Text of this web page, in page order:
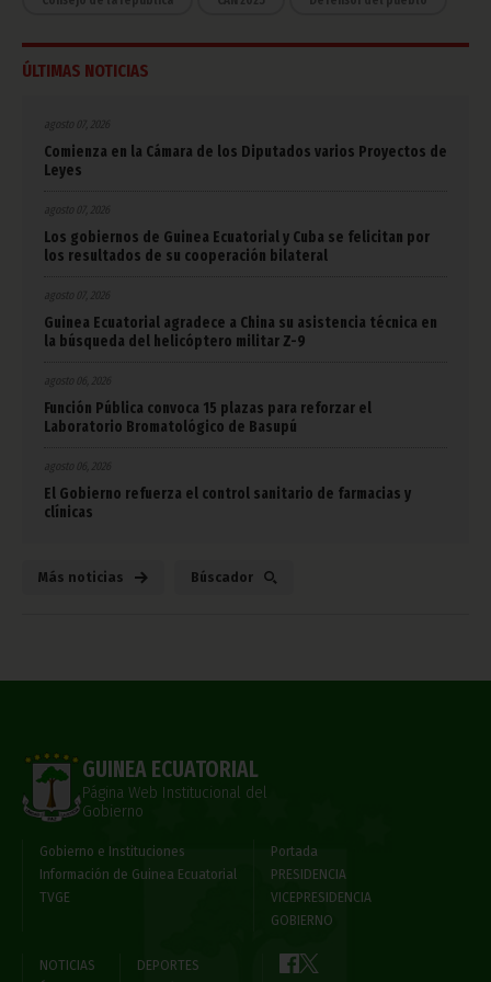
ÚLTIMAS NOTICIAS
agosto 07, 2026
Comienza en la Cámara de los Diputados varios Proyectos de
Leyes
agosto 07, 2026
Los gobiernos de Guinea Ecuatorial y Cuba se felicitan por
los resultados de su cooperación bilateral
agosto 07, 2026
Guinea Ecuatorial agradece a China su asistencia técnica en
la búsqueda del helicóptero militar Z-9
agosto 06, 2026
Función Pública convoca 15 plazas para reforzar el
Laboratorio Bromatológico de Basupú
agosto 06, 2026
El Gobierno refuerza el control sanitario de farmacias y
clínicas
Más noticias Búscador
GUINEA ECUATORIAL
Página Web Institucional del
Gobierno
Gobierno e Instituciones
Información de Guinea Ecuatorial
TVGE
Portada
PRESIDENCIA
VICEPRESIDENCIA
GOBIERNO
NOTICIAS
DEPORTES